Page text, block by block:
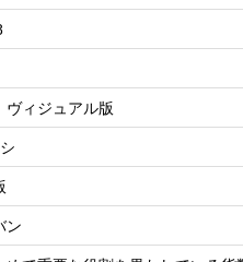
ィジュアル版
ン